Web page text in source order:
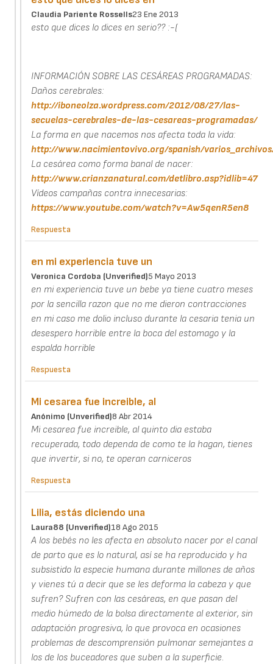
Claudia Pariente Rossells23 Ene 2013
esto que dices lo dices en serio?? :-(
INFORMACIÓN SOBRE LAS CESÁREAS PROGRAMADAS:
Daños cerebrales:
http://iboneolza.wordpress.com/2012/08/27/las-
secuelas-cerebrales-de-las-cesareas-programadas/
La forma en que nacemos nos afecta toda la vida:
http://www.nacimientovivo.org/spanish/
La cesárea como forma banal de nacer:
http://www.crianzanatural.com/detlibro.asp?idlib=47
Vídeos campañas contra innecesarias:
https://www.youtube.com/watch?v=Aw5qenR5en8
Respuesta
en mi experiencia tuve un
Veronica Cordoba (unverified)5 Mayo 2013
en mi experiencia tuve un bebe ya tiene cuatro meses
por la sencilla razon que no me dieron contracciones
en mi caso me dolio incluso durante la cesaria tenia un
desespero horrible entre la boca del estomago y la
espalda horrible
Respuesta
Mi cesarea fue increible, al
Anónimo (unverified)8 Abr 2014
Mi cesarea fue increible, al quinto dia estaba
recuperada, todo dependa de como te la hagan, tienes
que invertir, si no, te operan carniceros
Respuesta
Lilia, estás diciendo una
Laura88 (unverified)18 Ago 2015
A los bebés no les afecta en absoluto nacer por el canal
de parto que es lo natural, así se ha reproducido y ha
subsistido la especie humana durante millones de años
y vienes tú a decir que se les deforma la cabeza y que
sufren? Sufren con las cesáreas, en que pasan del
medio húmedo de la bolsa directamente al exterior, sin
adaptación progresiva, lo que provoca en ocasiones
problemas de descomprensión pulmonar semejantes a
los de los buceadores que suben a la superficie.